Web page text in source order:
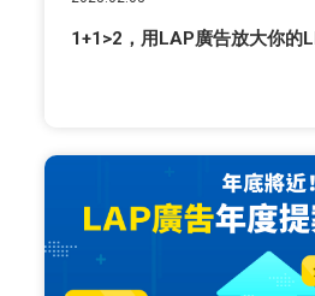
1+1>2，用LAP廣告放大你的